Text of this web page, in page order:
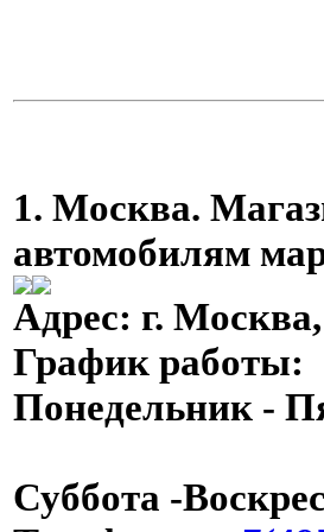
1. Москва.
автомобилям
Адрес: г.
График работы:
Понедельник -
Суббота -